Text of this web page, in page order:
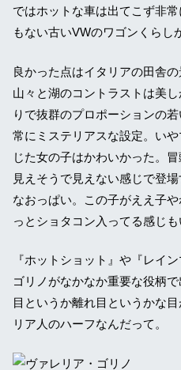
ではホットな車は出てこず非
もない古いVWのワゴンくらし
良かった点はイタリアの田舎
山々と湖のコントラストは美
りで抜群のプロポーションの
常にミステリアスな設定。い
じた女の子はかわいかった。
見えそうで見えない感じで登
なおっぱい。この子がええ子
っとショタコン入ってる感じも
『ホットショット』や『レイ
ゴリノがなかなか重要な役柄
目というか離れ目というかな
リア人のハーフなんだって。